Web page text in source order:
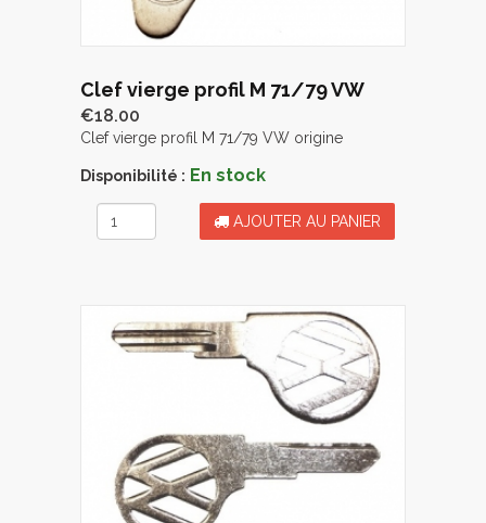
Clef vierge profil M 71/79 VW
€18.00
Clef vierge profil M 71/79 VW origine
Disponibilité : En stock
AJOUTER AU PANIER